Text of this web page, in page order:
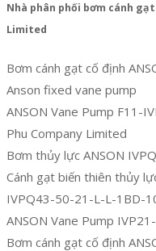
Nhà phân phối bơm cánh
Limited
Bơm cánh gạt cố định
Anson fixed vane pump
ANSON Vane Pump F11-
Phu Company Limited
Bơm thủy lực ANSON
Cánh gạt biến thiên thủy
IVPQ43-50-21-L-L-1BD-
ANSON Vane Pump
Bơm cánh gạt cố định